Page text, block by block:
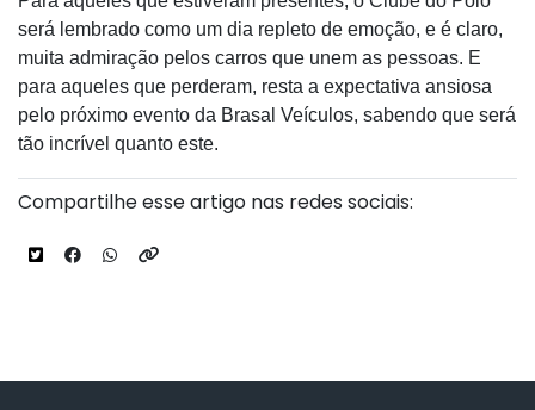
será lembrado como um dia repleto de emoção, e é claro,
muita admiração pelos carros que unem as pessoas. E
para aqueles que perderam, resta a expectativa ansiosa
pelo próximo evento da Brasal Veículos, sabendo que será
tão incrível quanto este.
Compartilhe esse artigo nas redes sociais: